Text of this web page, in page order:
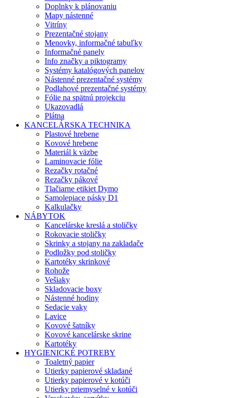
Doplnky k plánovaniu
Mapy nástenné
Vitríny
Prezentačné stojany
Menovky, informačné tabuľky
Informačné panely
Info značky a piktogramy
Systémy katalógových panelov
Nástenné prezentačné systémy
Podlahové prezentačné systémy
Fólie na spätnú projekciu
Ukazovadlá
Plátna
KANCELÁRSKA TECHNIKA
Plastové hrebene
Kovové hrebene
Materiál k väzbe
Laminovacie fólie
Rezačky rotačné
Rezačky pákové
Tlačiarne etikiet Dymo
Samolepiace pásky D1
Kalkulačky
NÁBYTOK
Kancelárske kreslá a stoličky
Rokovacie stoličky
Skrinky a stojany na zakladače
Podložky pod stoličky
Kartotéky skrinkové
Rohože
Vešiaky
Skladovacie boxy
Nástenné hodiny
Sedacie vaky
Lavice
Kovové šatníky
Kovové kancelárske skrine
Kartotéky
HYGIENICKÉ POTREBY
Toaletný papier
Utierky papierové skladané
Utierky papierové v kotúči
Utierky priemyselné v kotúči